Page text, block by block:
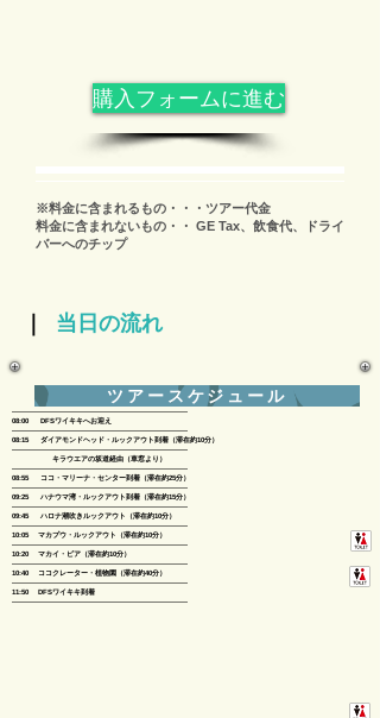
購入フォームに進む
※料金に含まれるもの・・・ツアー代金
料金に含まれないもの・・ GE Tax、飲食代、ドライ
バーへのチップ
当日の流れ
ツアースケジュール
--------------------------------------------------------------------------
08:00 DFSワイキキへお迎え
-------------------------------------------------------------------------- ​
08:15 ダイアモンドヘッド・ルックアウト到着（滞在約10分） ​
​--------------------------------------------------------------------------
キラウエアの坂道経由（車窓より）​
--------------------------------------------------------------------------​
08:55 ココ・マリーナ・センター到着（滞在約25分）​
--------------------------------------------------------------------------​
09:25 ハナウマ湾・ルックアウト到着（滞在約15分）​
--------------------------------------------------------------------------
09:45 ​ハロナ潮吹きルックアウト（滞在約10分）
--------------------------------------------------------------------------
10:05 マカプウ・ルックアウト（滞在約10分）​
--------------------------------------------------------------------------
10:20 ​マカイ・ピア（滞在約10分）
--------------------------------------------------------------------------
10:40 ココクレーター・植物園（滞在約40分）
--------------------------------------------------------------------------
11:50 ​DFSワイキキ到着
--------------------------------------------------------------------------